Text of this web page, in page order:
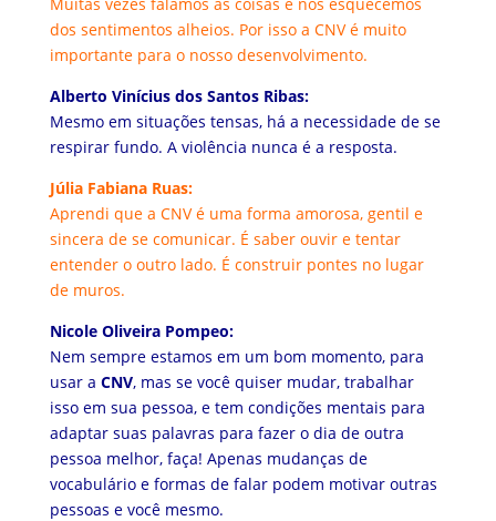
dos sentimentos alheios. Por isso a CNV é muito
importante para o nosso desenvolvimento.
Alberto Vinícius dos Santos Ribas:
Mesmo em situações tensas, há a necessidade de se
respirar fundo. A violência nunca é a resposta.
Júlia Fabiana Ruas:
Aprendi que a CNV é uma forma amorosa, gentil e
sincera de se comunicar. É saber ouvir e tentar
entender o outro lado. É construir pontes no lugar
de muros.
Nicole Oliveira Pompeo:
Nem sempre estamos em um bom momento, para
usar a CNV, mas se você quiser mudar, trabalhar
isso em sua pessoa, e tem condições mentais para
adaptar suas palavras para fazer o dia de outra
pessoa melhor, faça! Apenas mudanças de
vocabulário e formas de falar podem motivar outras
pessoas e você mesmo.